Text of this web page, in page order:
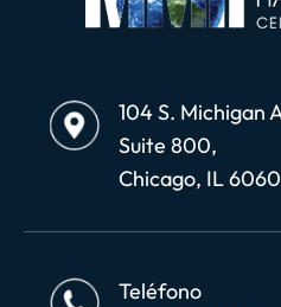
104 S. Michigan
Suite 800,
Chicago, IL
Teléfono